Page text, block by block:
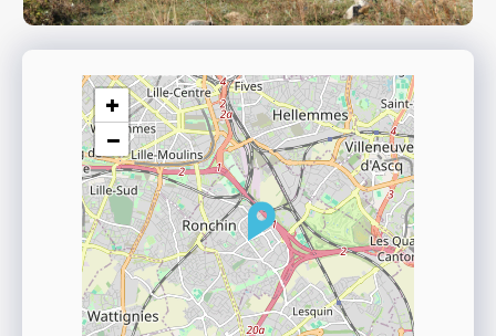
+
−